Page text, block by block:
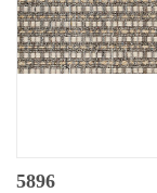
5896